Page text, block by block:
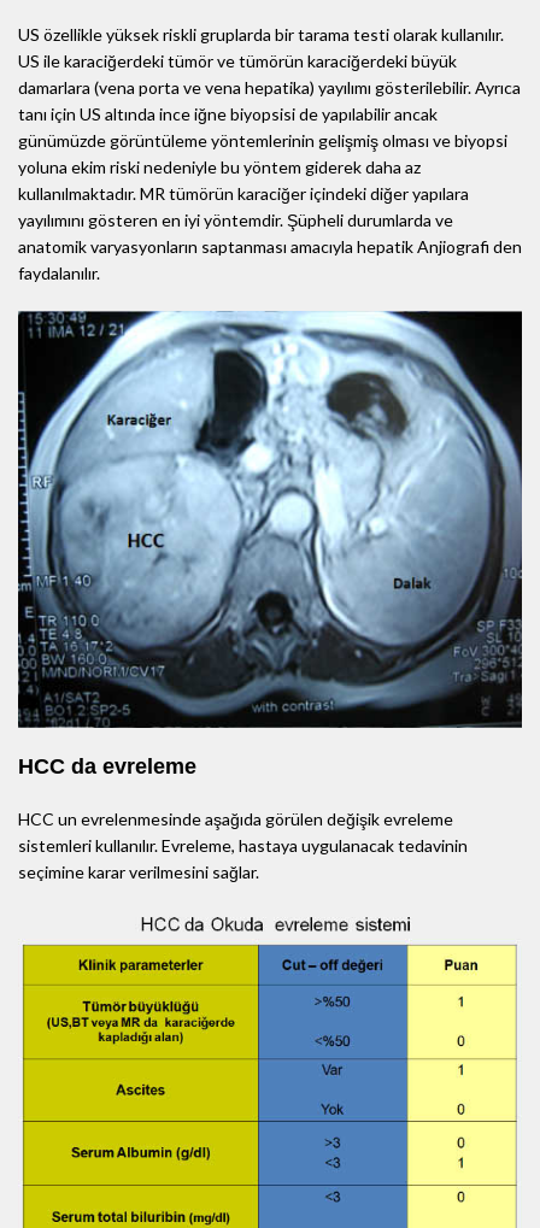
US özellikle yüksek riskli gruplarda bir tarama testi olarak kullanılır.
US ile karaciğerdeki tümör ve tümörün karaciğerdeki büyük
damarlara (vena porta ve vena hepatika) yayılımı gösterilebilir. Ayrıca
tanı için US altında ince iğne biyopsisi de yapılabilir ancak
günümüzde görüntüleme yöntemlerinin gelişmiş olması ve biyopsi
yoluna ekim riski nedeniyle bu yöntem giderek daha az
kullanılmaktadır. MR tümörün karaciğer içindeki diğer yapılara
yayılımını gösteren en iyi yöntemdir. Şüpheli durumlarda ve
anatomik varyasyonların saptanması amacıyla hepatik Anjiografi den
faydalanılır.
HCC da evreleme
HCC un evrelenmesinde aşağıda görülen değişik evreleme
sistemleri kullanılır. Evreleme, hastaya uygulanacak tedavinin
seçimine karar verilmesini sağlar.